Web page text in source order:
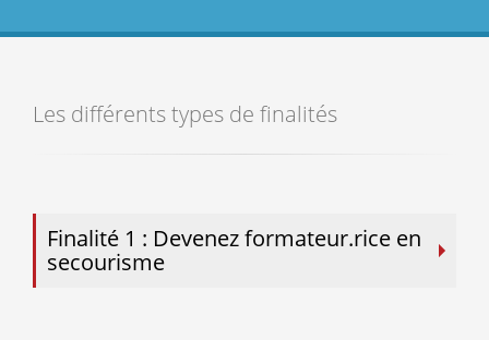
Les différents types de finalités
Finalité 1 : Devenez formateur.rice en
secourisme